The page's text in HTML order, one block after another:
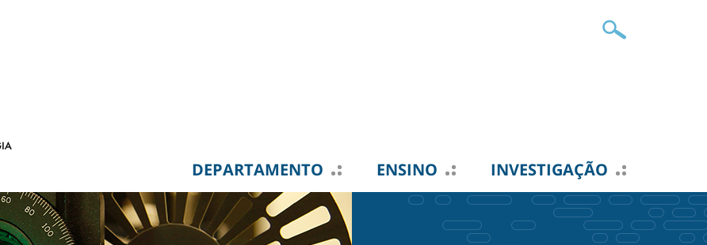
DEPARTAMENTO ENSINO INVESTIGAÇÃO